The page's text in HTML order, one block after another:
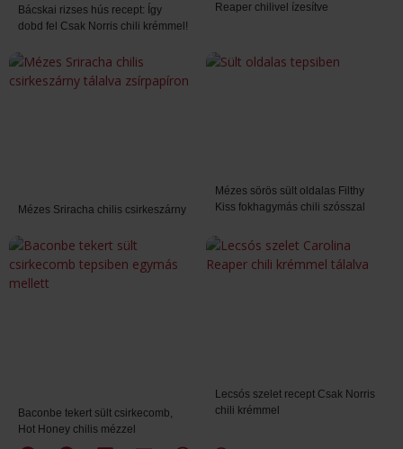
Bácskai rizses hús recept: Így
dobd fel Csak Norris chili krémmel!
Reaper chilivel ízesítve
Mézes Sriracha chilis csirkeszárny
Mézes sörös sült oldalas Filthy
Kiss fokhagymás chili szósszal
Baconbe tekert sült csirkecomb,
Hot Honey chilis mézzel
Lecsós szelet recept Csak Norris
chili krémmel